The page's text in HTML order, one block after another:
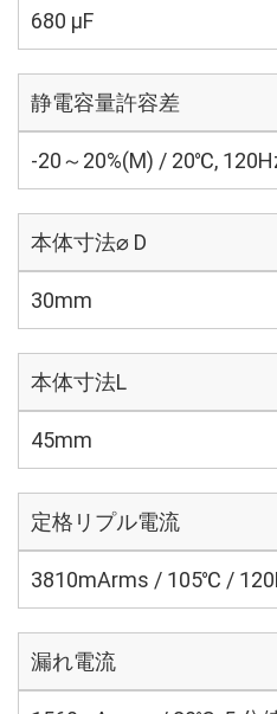
680 µF
静電容量許容差
-20～20%(M) / 20℃,
本体寸法⌀ D
30mm
本体寸法L
45mm
定格リプル電流
3810mArms / 105℃ /
漏れ電流